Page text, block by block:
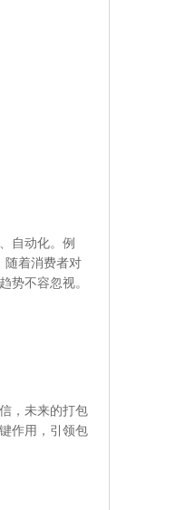
自动化。例
随着消费者对
势不容忽视。
，未来的打包
作用，引领包